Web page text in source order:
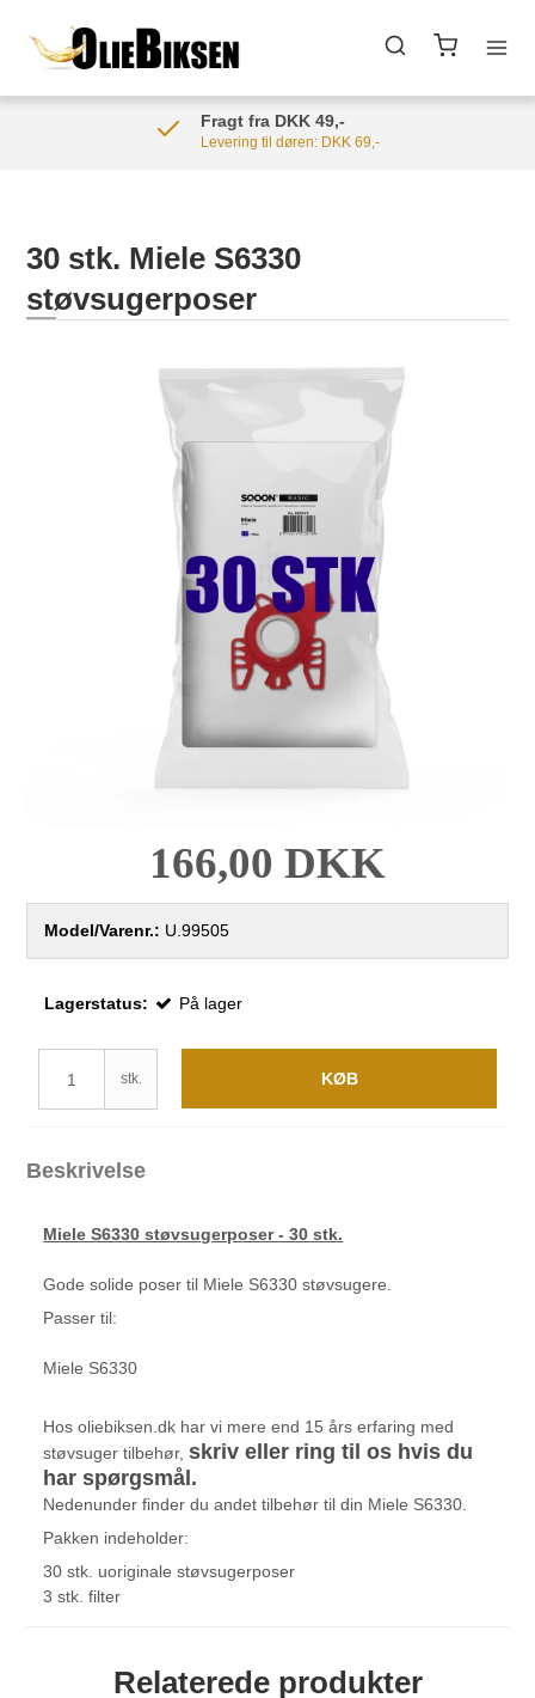
Fragt fra DKK 49,-
Levering til døren: DKK 69,-
30 stk. Miele S6330
støvsugerposer
166,00 DKK
Model/Varenr.: U.99505
Lagerstatus: På lager
stk. KØB
Beskrivelse
Miele S6330 støvsugerposer - 30 stk.
Gode solide poser til Miele S6330 støvsugere.
Passer til:
Miele S6330
Hos oliebiksen.dk har vi mere end 15 års erfaring med
støvsuger tilbehør,skriv eller ring til os hvis du
har spørgsmål.
Nedenunder finder du andet tilbehør til din Miele S6330.
Pakken indeholder:
30 stk. uoriginale støvsugerposer
3 stk. filter
Relaterede produkter